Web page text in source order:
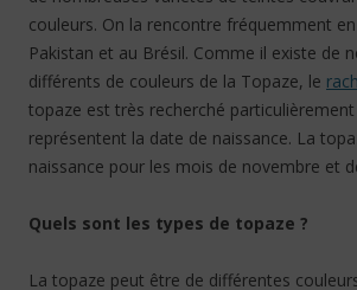
couleurs. On la rencontre fréquemment
Pakistan et au Brésil. Comme il existe de
différents de couleurs de la Topaze, le
topaze est très recherché particulièrement
représentent la date de naissance. La
naissance pour les mois de novembre et
Quels sont les types de topaze ?
La topaze peut être de différentes